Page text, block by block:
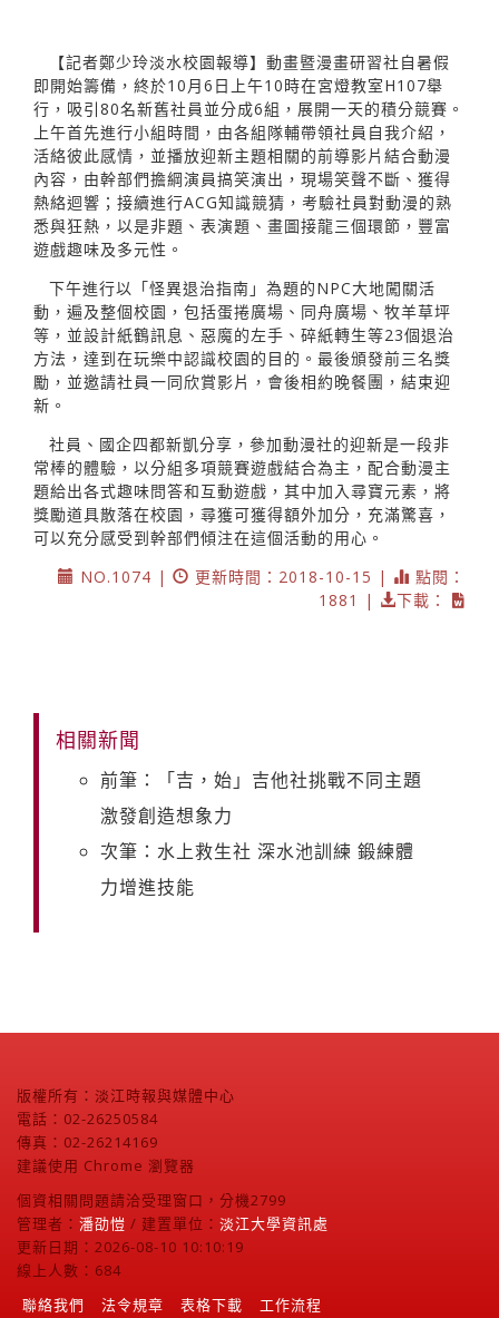
【記者鄭少玲淡水校園報導】動畫暨漫畫研習社自暑假
即開始籌備，終於10月6日上午10時在宮燈教室H107舉
行，吸引80名新舊社員並分成6組，展開一天的積分競賽。
上午首先進行小組時間，由各組隊輔帶領社員自我介紹，
活絡彼此感情，並播放迎新主題相關的前導影片結合動漫
內容，由幹部們擔綱演員搞笑演出，現場笑聲不斷、獲得
熱絡迴響；接續進行ACG知識競猜，考驗社員對動漫的熟
悉與狂熱，以是非題、表演題、畫圖接龍三個環節，豐富
遊戲趣味及多元性。
下午進行以「怪異退治指南」為題的NPC大地闖關活
動，遍及整個校園，包括蛋捲廣場、同舟廣場、牧羊草坪
等，並設計紙鶴訊息、惡魔的左手、碎紙轉生等23個退治
方法，達到在玩樂中認識校園的目的。最後頒發前三名獎
勵，並邀請社員一同欣賞影片，會後相約晚餐團，結束迎
新。
社員、國企四都新凱分享，參加動漫社的迎新是一段非
常棒的體驗，以分組多項競賽遊戲結合為主，配合動漫主
題給出各式趣味問答和互動遊戲，其中加入尋寶元素，將
獎勵道具散落在校園，尋獲可獲得額外加分，充滿驚喜，
可以充分感受到幹部們傾注在這個活動的用心。
NO.1074 |
更新時間：2018-10-15 |
點閱：
1881 |
下載：
相關新聞
前筆：「吉，始」吉他社挑戰不同主題
激發創造想象力
次筆：水上救生社 深水池訓練 鍛練體
力增進技能
版權所有：淡江時報與媒體中心
電話：02-26250584
傳真：02-26214169
建議使用 Chrome 瀏覽器
個資相關問題請洽受理窗口，分機2799
管理者： 潘劭愷 / 建置單位： 淡江大學資訊處
更新日期：2026-08-10 10:10:19
線上人數：684
聯絡我們
法令規章 表格下載
工作流程